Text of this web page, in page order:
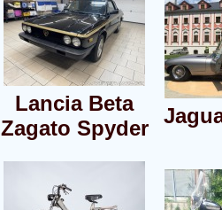
Lancia Beta
Zagato Spyder